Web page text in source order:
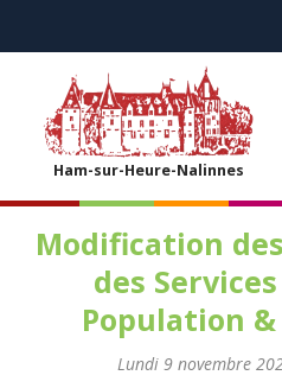
Ham-sur-Heure-Nalinnes
Modification
des
Population
Lundi 9 novembre